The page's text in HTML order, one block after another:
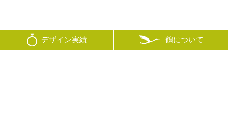
デザイン実績 鶴について